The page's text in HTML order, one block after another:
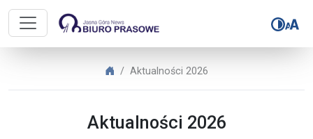
Biuro Prasowe Jasnej Góry –
Biuro Prasowe Jasnej Góry
Aktualności 2026
Aktualności 2026